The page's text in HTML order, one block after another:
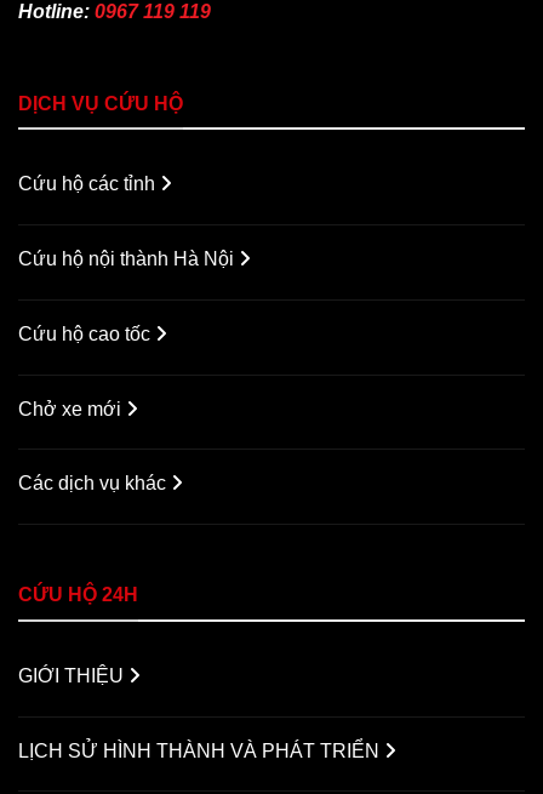
Hotline: 0967 119 119
DỊCH VỤ CỨU HỘ
Cứu hộ các tỉnh
Cứu hộ nội thành Hà Nội
Cứu hộ cao tốc
Chở xe mới
Các dịch vụ khác
CỨU HỘ 24H
GIỚI THIỆU
LỊCH SỬ HÌNH THÀNH VÀ PHÁT TRIỂN